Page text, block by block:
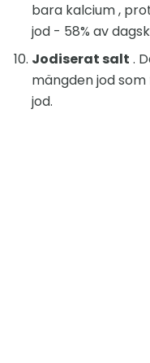
bara kalcium ,
jod - 58% av
Jodiserat salt .
mängden jod som
jod.